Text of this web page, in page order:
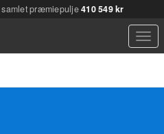
samlet præmiepulje410 549 kr